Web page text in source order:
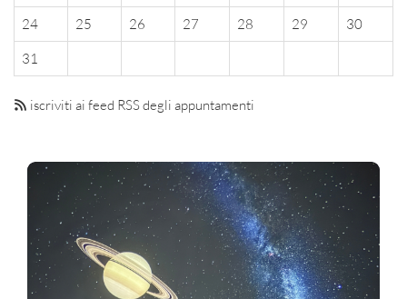
24
25 26 27 28 29
30
31
iscriviti ai feed RSS degli appuntamenti